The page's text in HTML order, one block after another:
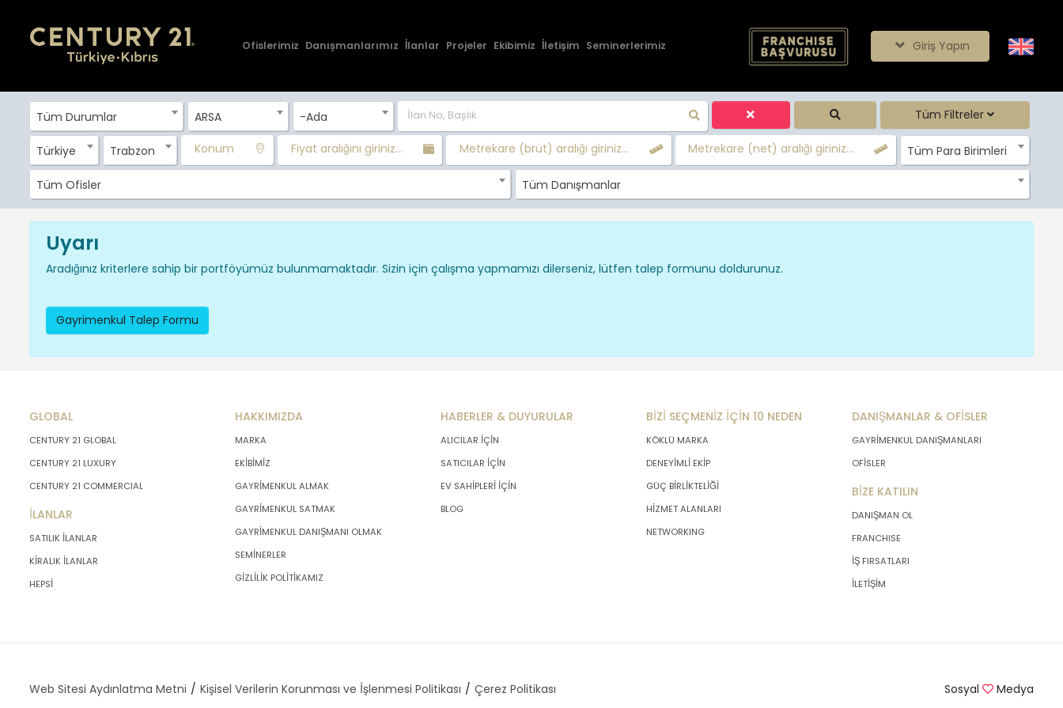
Ofislerimiz Danışmanlarımız İlanlar Projeler Ekibimiz İletişim Seminerlerimiz Giriş Yapın
Tüm Durumlar ARSA -Ada Tüm Filtreler
Türkiye Trabzon Konum Fiyat aralığını giriniz... Metrekare (brüt) aralığı giriniz... Metrekare (net) aralığı giriniz... Tüm Para Birimleri
Tüm Ofisler Tüm Danışmanlar
Uyarı
Aradığınız kriterlere sahip bir portföyümüz bulunmamaktadır. Sizin için çalışma yapmamızı dilerseniz, lütfen talep formunu doldurunuz.
Gayrimenkul Talep Formu
GLOBAL
CENTURY 21 GLOBAL
CENTURY 21 LUXURY
CENTURY 21 COMMERCIAL
İLANLAR
SATILIK İLANLAR
KİRALIK İLANLAR
HEPSİ
HAKKIMIZDA
MARKA
EKİBİMİZ
GAYRİMENKUL ALMAK
GAYRİMENKUL SATMAK
GAYRİMENKUL DANIŞMANI OLMAK
SEMİNERLER
GİZLİLİK POLİTİKAMIZ
HABERLER & DUYURULAR
ALICILAR İÇİN
SATICILAR İÇİN
EV SAHİPLERİ İÇİN
BLOG
BİZİ SEÇMENİZ İÇİN 10 NEDEN
KÖKLÜ MARKA
DENEYİMLİ EKİP
GÜÇ BİRLİKTELİĞİ
HİZMET ALANLARI
NETWORKING
DANIŞMANLAR & OFİSLER
GAYRİMENKUL DANIŞMANLARI
OFİSLER
BİZE KATILIN
DANIŞMAN OL
FRANCHISE
İŞ FIRSATLARI
İLETİŞİM
Web Sitesi Aydınlatma Metni Kişisel Verilerin Korunması ve İşlenmesi Politikası Çerez Politikası Sosyal Medya